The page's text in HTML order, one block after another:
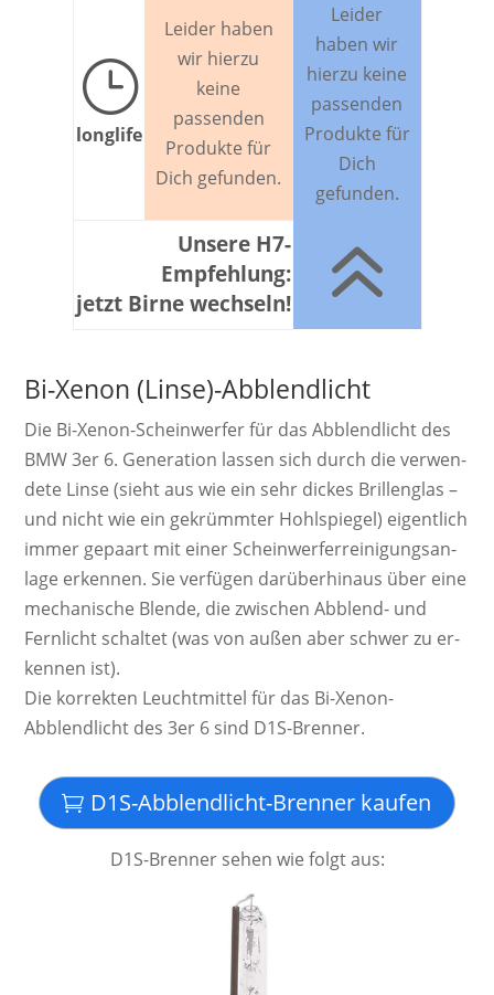
}
longlife
Leider haben
wir hierzu
keine
passenden
Produkte für
Dich gefunden.
Leider
haben wir
hierzu keine
passenden
Produkte für
Dich
gefunden.
Unsere H7-
Empfehlung:
jetzt Birne wechseln!
6
Bi-Xenon (Linse)-Abblendlicht
Die Bi-Xenon-Schein­werf­er für das Abblendlicht des
BMW 3er 6. Ge­ne­ra­ti­on las­sen sich durch die ver­wen­
dete Linse (sieht aus wie ein sehr dickes Brillen­glas –
und nicht wie ein ge­krümm­ter Hohl­spiegel) ei­gent­lich
immer ge­paart mit einer Schein­werf­er­rei­ni­gungs­an­
lage er­ken­nen. Sie ver­fügen da­rü­ber­hinaus über eine
mecha­nische Blende, die zwi­schen Ab­blend­- und
Fern­licht schal­tet (was von außen aber schwer zu er­
ken­nen ist).
Die kor­rek­ten Leucht­mittel für das Bi-Xenon-
Abblendlicht des 3er 6 sind D1S-Brenner.
D1S-Abblendlicht-Brenner kaufen
D1S-Brenner sehen wie folgt aus: